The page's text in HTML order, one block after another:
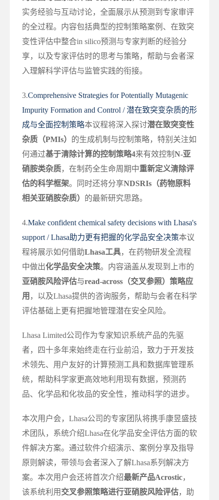
实务经验与互动讨论，全面展示从预测到专家审评
的全过程。内容包括典型的控制策略案例、在致突
变性评估中整合in silico预测与专家判断的经验分
享，以及专家评估时的思考与策略，帮助与会者深
入理解科学评估与监管实践的衔接。
3.Comprehensive Strategies for Potentially Mutagenic
Impurity Formation and Control / 潜在致突变杂质的形
成与全面控制策略本议程将深入探讨潜在致突变性
杂质（PMIs） 的生成机制与控制策略，特别关注如
何通过基于清除计算的控制策略4来有效控制 N-亚
硝胺类杂质，在制药全生命周期中重新定义清除评
估的科学框架。同时还将分享NDSRIs（药物原料
相关亚硝胺杂质） 的最新研究思路。
4.Make confident chemical safety decisions with Lhasa's
support / Lhasa助力更有把握的化学品安全决策本议
程将展示如何借助Lhasa工具，在药物研发全流程
中做出化学品安全决策。内容涵盖从发现到上市的
亚硝胺风险评估与read-across（交叉参照）策略应
用 ，以及Lhasa提供的咨询服务，帮助与会者在科学
评估基础上更有把握地管理潜在安全风险。
Lhasa Limited公司作为专家知识系统产品的先驱
者，四十多年来始终走在行业前沿，致力于开发技
术领先、用户友好的计算预测工具和数据库管理系
统，帮助科学家更高效地利用现有数据，预测药
品、化学品和化妆品的安全性，推动科学的进步。
本次用户会，Lhasa公司的专家团队将携手康昱盛技
术团队，系统介绍Lhasa在化学品安全评估方面的软
件解决方案。通过软件介绍演示、案例分享及指导
原则解读，带领与会者深入了解Lhasa系列解决方
案。本次用户会还将首次介绍最新产品Acrostic，
该系统利用 交叉参照策略进行亚硝胺风险评估，助